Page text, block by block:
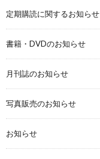
定期購読に関するお知らせ
書籍・DVDのお知らせ
月刊誌のお知らせ
写真販売のお知らせ
お知らせ